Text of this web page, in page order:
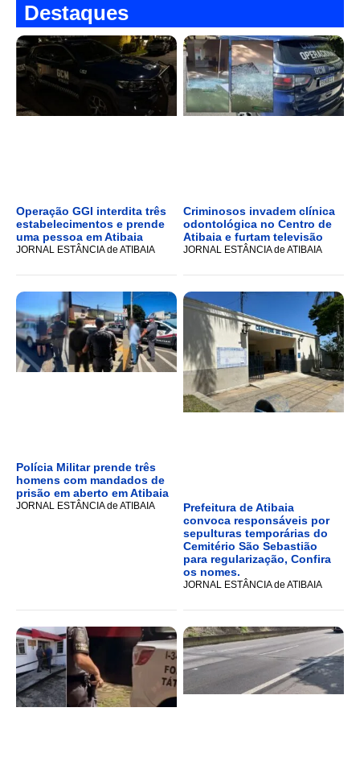
Destaques
Operação GGI interdita três
estabelecimentos e prende
uma pessoa em Atibaia
JORNAL ESTÂNCIA de ATIBAIA
Criminosos invadem clínica
odontológica no Centro de
Atibaia e furtam televisão
JORNAL ESTÂNCIA de ATIBAIA
Polícia Militar prende três
homens com mandados de
prisão em aberto em Atibaia
JORNAL ESTÂNCIA de ATIBAIA
Prefeitura de Atibaia
convoca responsáveis por
sepulturas temporárias do
Cemitério São Sebastião
para regularização, Confira
os nomes.
JORNAL ESTÂNCIA de ATIBAIA